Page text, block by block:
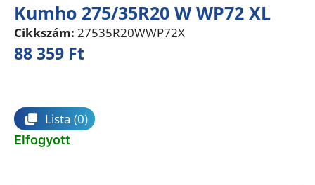
Kumho 275/35R20 W WP72 XL
Cikkszám: 27535R20WWP72X
88 359 Ft
Lista (0)
Elfogyott